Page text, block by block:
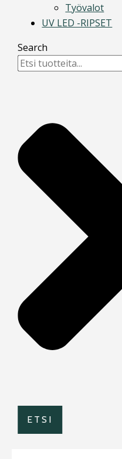
Työvalot
UV LED -RIPSET
Search
ETSI